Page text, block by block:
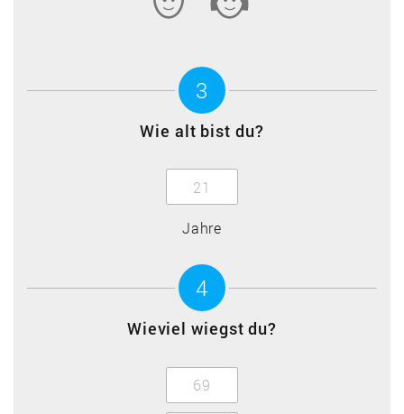
3
Wie alt bist du?
Jahre
4
Wieviel wiegst du?